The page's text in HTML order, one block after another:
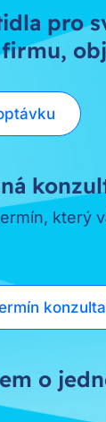
pro
který
o